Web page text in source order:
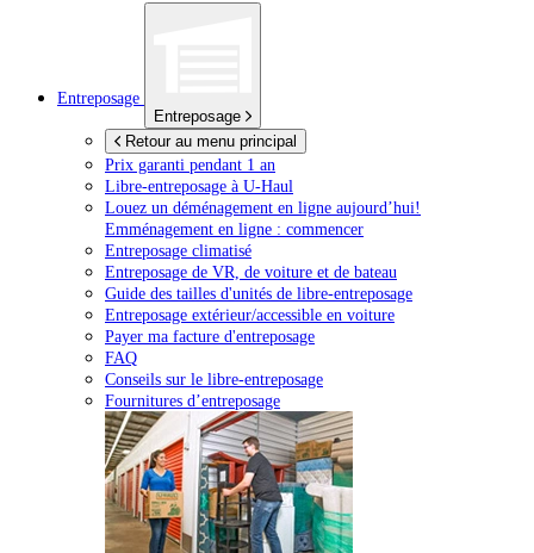
Entreposage
Entreposage
Retour au menu principal
Prix garanti pendant 1 an
Libre-entreposage à U-Haul
Louez un déménagement en ligne aujourd’hui!
Emménagement en ligne : commencer
Entreposage climatisé
Entreposage de VR, de voiture et de bateau
Guide des tailles d'unités de libre-entreposage
Entreposage extérieur/accessible en voiture
Payer ma facture d'entreposage
FAQ
Conseils sur le libre-entreposage
Fournitures d’entreposage